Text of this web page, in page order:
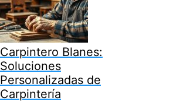
Carpintero Blanes:
Soluciones
Personalizadas de
Carpintería